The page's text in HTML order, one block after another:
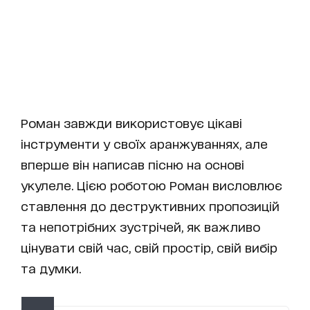
Роман завжди використовує цікаві
інструменти у своїх аранжуваннях, але
вперше він написав пісню на основі
укулеле. Цією роботою Роман висловлює
ставлення до деструктивних пропозицій
та непотрібних зустрічей, як важливо
цінувати свій час, свій простір, свій вибір
та думки.